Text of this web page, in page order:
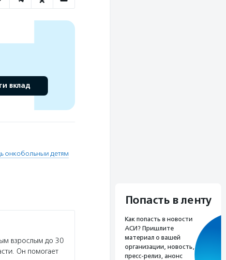
вклад
онкобольныи детям
взрослым до 30
Он помогает
Попасть в ленту
Как попасть в новости
АСИ? Пришлите
материал о вашей
организации, новость,
пресс-релиз, анонс